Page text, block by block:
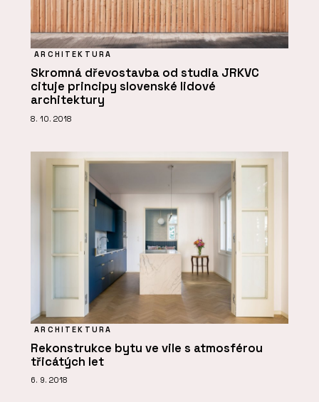
ARCHITEKTURA
Skromná dřevostavba od studia JRKVC
cituje principy slovenské lidové
architektury
8. 10. 2018
ARCHITEKTURA
Rekonstrukce bytu ve vile s atmosférou
třicátých let
6. 9. 2018